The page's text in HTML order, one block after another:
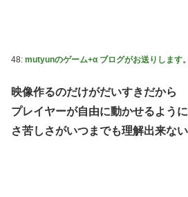
48: mutyunのゲーム+α ブログがお送りします。
映像作るのだけがだいすきだから
プレイヤーが自由に動かせるよう
さ苦しさがいつまでも理解出来ない